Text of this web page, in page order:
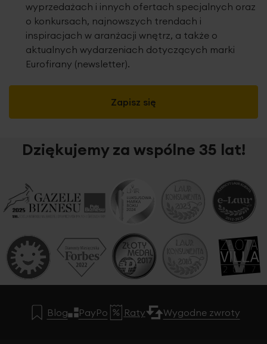
Zapisz się
wyprzedażach i innych ofertach specjalnych oraz
o konkursach, najnowszych trendach i
inspiracjach w aranżacji wnętrz, a także o
aktualnych wydarzeniach dotyczących marki
Eurofirany (newsletter).
Dziękujemy za wspólne 35 lat!
Blog PayPo Raty Wygodne zwroty